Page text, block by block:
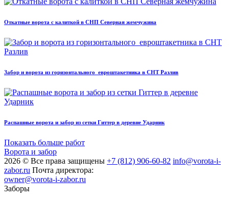
Откатные ворота с калиткой в СНП Северная жемчужина
Забор и ворота из горизонтального евроштакетника в СНТ Разлив
Распашные ворота и забор из сетки Гиттер в деревне Ударник
Показать больше работ
Ворота и забор
2026 © Все права защищены +7 (812) 906-60-82 info@vorota-i-
zabor.ru Почта директора:
owner@vorota-i-zabor.ru
Заборы